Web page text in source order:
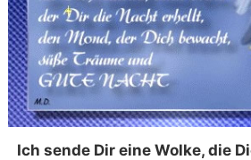
Ich sende Dir eine Wolke, die